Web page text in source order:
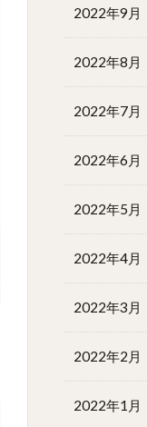
2022年9月
2022年8月
2022年7月
2022年6月
2022年5月
2022年4月
2022年3月
2022年2月
2022年1月